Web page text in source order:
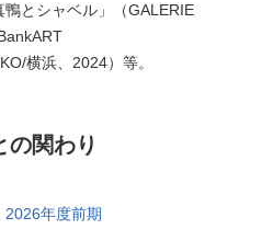
とシャベル」（GALERIE
横浜、2024）等。
の関わり
年度前期